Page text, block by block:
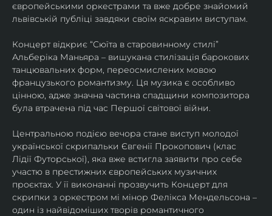
європейськими оркестрами та вже добре знайомий
львівській публіці завдяки своїм яскравим виступам.
Концерт відкриє “Сюїта в старовинному стилі”
Альберіка Маньяра – вишукана стилізація барокових
танцювальних форм, переосмислених мовою
французького романтизму. Ця музика є особливо
цінною, адже значна частина спадщини композитора
була втрачена під час Першої світової війни.
Центральною подією вечора стане виступ молодої
української скрипальки Євгенії Прокопович (клас
Лідії Футорської), яка вже встигла заявити про себе
участю в престижних європейських музичних
проєктах. У її виконанні прозвучить Концерт для
скрипки з оркестром мі мінор Фелікса Мендельсона –
один із найвідоміших творів романтичного